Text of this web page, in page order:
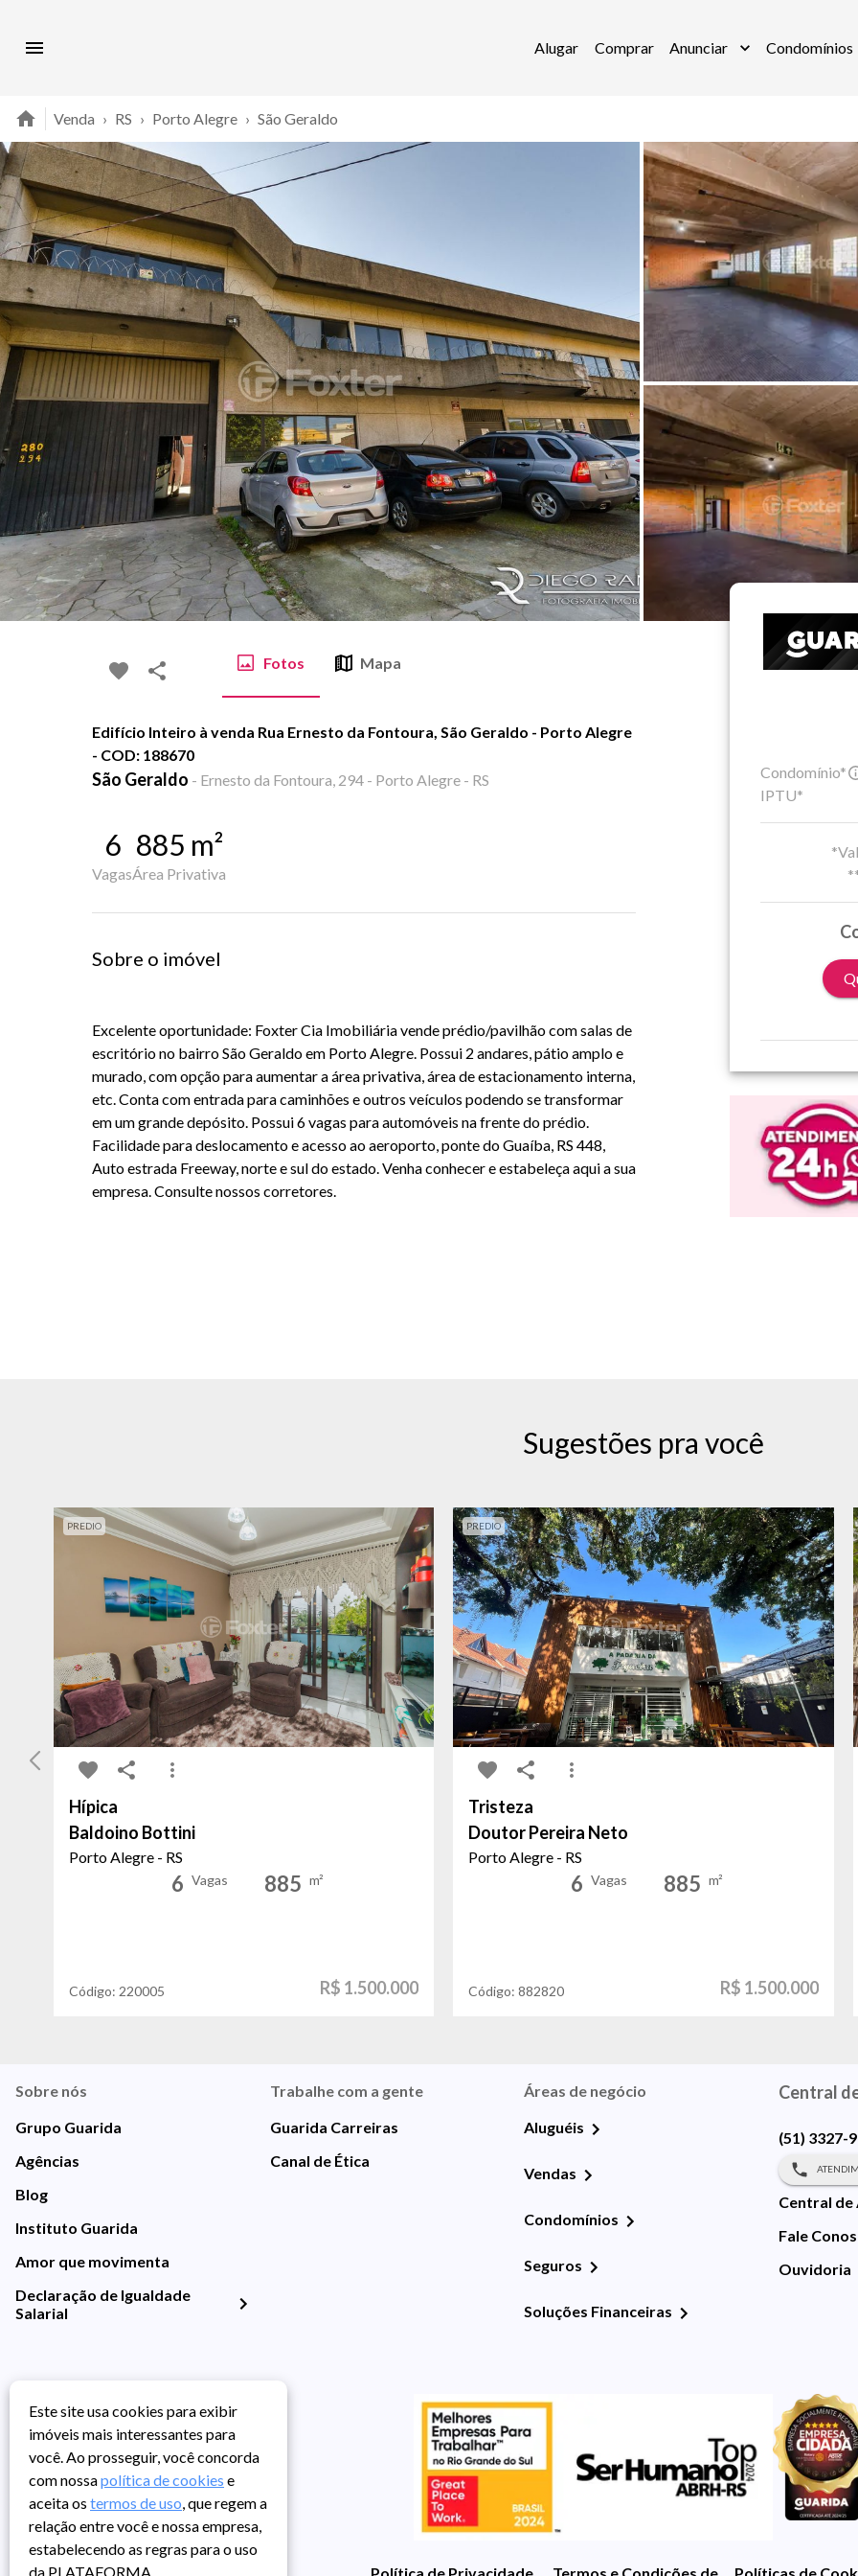
Alugar Comprar Anunciar Condomínios
Venda › RS › Porto Alegre › São Geraldo
Fotos Mapa
Edifício Inteiro à venda Rua Ernesto da Fontoura, São Geraldo - Porto Alegre
- COD: 188670
São Geraldo - Ernesto da Fontoura, 294 - Porto Alegre - RS
6
Vagas
885 m²
Área Privativa
Sobre o imóvel
Excelente oportunidade: Foxter Cia Imobiliária vende prédio/pavilhão com salas de
escritório no bairro São Geraldo em Porto Alegre. Possui 2 andares, pátio amplo e
murado, com opção para aumentar a área privativa, área de estacionamento interna,
etc. Conta com entrada para caminhões e outros veículos podendo se transformar
em um grande depósito. Possui 6 vagas para automóveis na frente do prédio.
Facilidade para deslocamento e acesso ao aeroporto, ponte do Guaíba, RS 448,
Auto estrada Freeway, norte e sul do estado. Venha conhecer e estabeleça aqui a sua
empresa. Consulte nossos corretores.
Condomínio*
IPTU*
Sugestões pra você
PREDIO
Hípica
Baldoino Bottini
Porto Alegre - RS
6 Vagas 885 m²
Código: 220005 R$ 1.500.000
PREDIO
Tristeza
Doutor Pereira Neto
Porto Alegre - RS
6 Vagas 885 m²
Código:882820 R$ 1.500.000
Sobre nós
Grupo Guarida
Agências
Blog
Instituto Guarida
Amor que movimenta
Declaração de Igualdade
Salarial
Trabalhe com a gente
Guarida Carreiras
Canal de Ética
Áreas de negócio
Aluguéis
Vendas
Condomínios
Seguros
Soluções Financeiras
Central
(51) 3327-
Central de
Fale
Ouvidoria
Política de Privacidade Termos e Condições de UsoPolíticas de
Este site usa cookies para exibir
imóveis mais interessantes para
você. Ao prosseguir, você concorda
com nossapolítica de cookies e
aceita os termos de uso, que regem a
relação entre você e nossa empresa,
estabelecendo as regras para o uso
da PLATAFORMA.